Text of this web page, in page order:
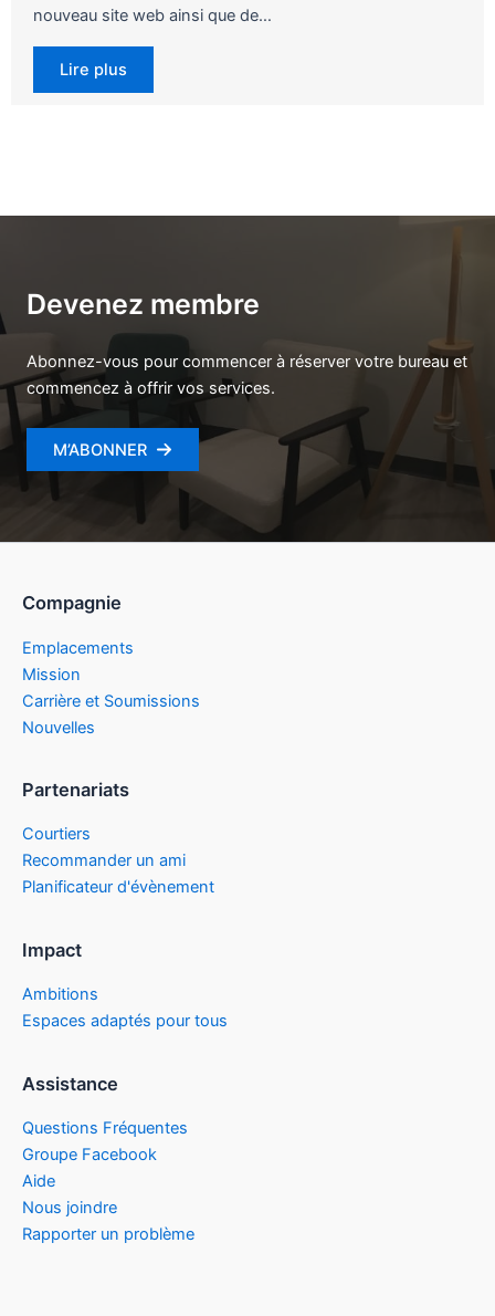
nouveau site web ainsi que de…
Lire plus
Devenez membre
Abonnez-vous pour commencer à réserver votre bureau et
commencez à offrir vos services.
M’ABONNER
Compagnie
Emplacements
Mission
Carrière et Soumissions
Nouvelles
Partenariats
Courtiers
Recommander un ami
Planificateur d'évènement
Impact
Ambitions
Espaces adaptés pour tous
Assistance
Questions Fréquentes
Groupe Facebook
Aide
Nous joindre
Rapporter un problème